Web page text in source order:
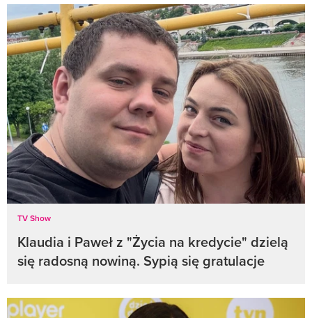
TV Show
Klaudia i Paweł z "Życia na kredycie" dzielą
się radosną nowiną. Sypią się gratulacje